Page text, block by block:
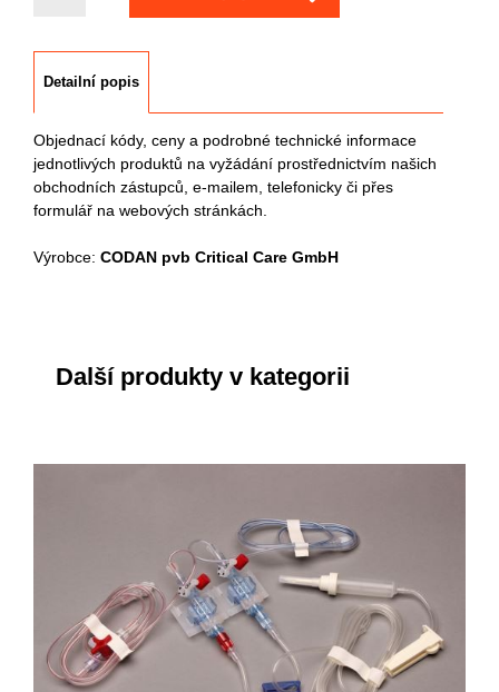
Detailní popis
Objednací kódy, ceny a podrobné technické informace
jednotlivých produktů na vyžádání prostřednictvím našich
obchodních zástupců, e-mailem, telefonicky či přes
formulář na webových stránkách.
Výrobce: CODAN pvb Critical Care GmbH
Další produkty v kategorii